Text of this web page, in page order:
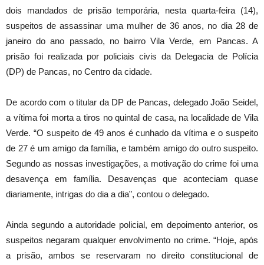
dois mandados de prisão temporária, nesta quarta-feira (14),
suspeitos de assassinar uma mulher de 36 anos, no dia 28 de
janeiro do ano passado, no bairro Vila Verde, em Pancas. A
prisão foi realizada por policiais civis da Delegacia de Polícia
(DP) de Pancas, no Centro da cidade.
De acordo com o titular da DP de Pancas, delegado João Seidel,
a vítima foi morta a tiros no quintal de casa, na localidade de Vila
Verde. “O suspeito de 49 anos é cunhado da vítima e o suspeito
de 27 é um amigo da família, e também amigo do outro suspeito.
Segundo as nossas investigações, a motivação do crime foi uma
desavença em família. Desavenças que aconteciam quase
diariamente, intrigas do dia a dia”, contou o delegado.
Ainda segundo a autoridade policial, em depoimento anterior, os
suspeitos negaram qualquer envolvimento no crime. “Hoje, após
a prisão, ambos se reservaram no direito constitucional de